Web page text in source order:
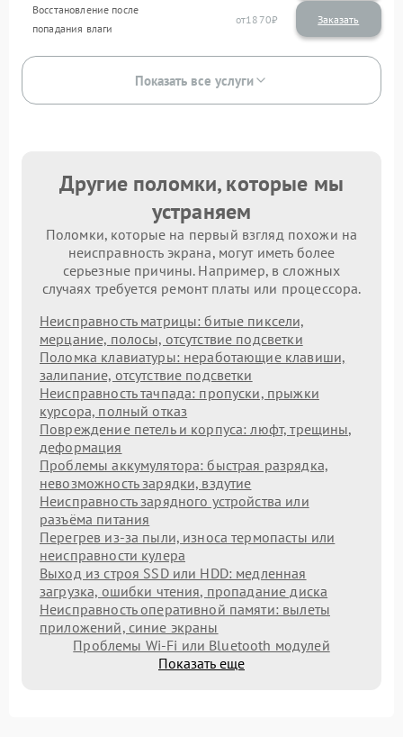
Восстановление после
попадания влаги
1870
Показать все услуги
Другие поломки, которые мы
устраняем
Поломки, которые на первый взгляд похожи на
неисправность экрана, могут иметь более
серьезные причины. Например, в сложных
случаях требуется ремонт платы или процессора.
Неисправность матрицы: битые пиксели,
мерцание, полосы, отсутствие подсветки
Поломка клавиатуры: неработающие клавиши,
залипание, отсутствие подсветки
Неисправность тачпада: пропуски, прыжки
курсора, полный отказ
Повреждение петель и корпуса: люфт, трещины,
деформация
Проблемы аккумулятора: быстрая разрядка,
невозможность зарядки, вздутие
Неисправность зарядного устройства или
разъёма питания
Перегрев из‑за пыли, износа термопасты или
неисправности кулера
Выход из строя SSD или HDD: медленная
загрузка, ошибки чтения, пропадание диска
Неисправность оперативной памяти: вылеты
приложений, синие экраны
Проблемы Wi‑Fi или Bluetooth модулей
Показать еще